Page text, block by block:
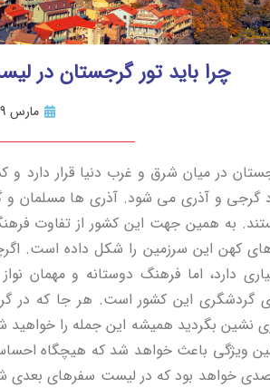
چرا باید تور گرجستان در
مارس 9, 2019
در میان شرق و غرب دنیا قرار
گرجی و آذری می شود. آذری ها مسلمان
به همین جهت این کشور از تفاوت
کهن این سرزمین را شکل داده است.
دارد، اما فرهنگ دوستانه و مهمان
گردشگری این کشور است. هر جا که
نشین بگردید همیشه این جمله را
ویژگی باعث خواهد شد که هیچگاه
خواهد بود که در لیست سفرهای بعدی